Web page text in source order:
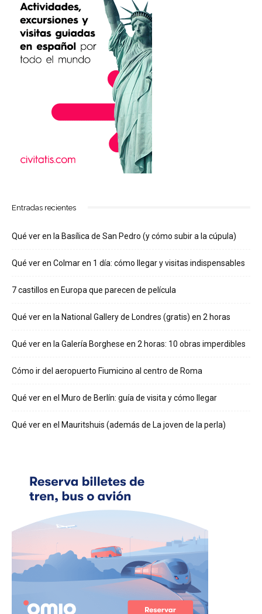
Entradas recientes
Qué ver en la Basílica de San Pedro (y cómo subir a la cúpula)
Qué ver en Colmar en 1 día: cómo llegar y visitas indispensables
7 castillos en Europa que parecen de película
Qué ver en la National Gallery de Londres (gratis) en 2 horas
Qué ver en la Galería Borghese en 2 horas: 10 obras imperdibles
Cómo ir del aeropuerto Fiumicino al centro de Roma
Qué ver en el Muro de Berlín: guía de visita y cómo llegar
Qué ver en el Mauritshuis (además de La joven de la perla)